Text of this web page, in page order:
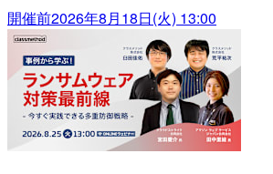
開催前2026年8月18日(火) 13:00